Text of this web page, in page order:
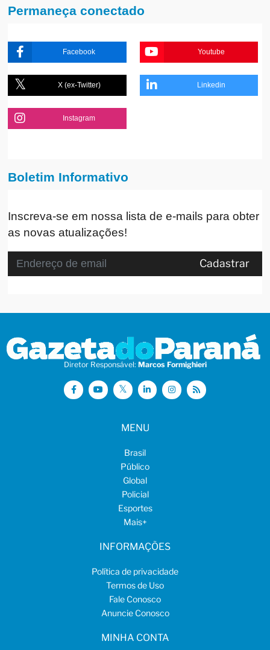
Permaneça conectado
Facebook Youtube
X (ex-Twitter) Linkedin
Instagram
Boletim Informativo
Inscreva-se em nossa lista de e-mails para obter
as novas atualizações!
Cadastrar
Diretor Responsável: Marcos Formighieri
MENU
Brasil
Público
Global
Policial
Esportes
Mais+
INFORMAÇÕES
Política de privacidade
Termos de Uso
Fale Conosco
Anuncie Conosco
MINHA CONTA